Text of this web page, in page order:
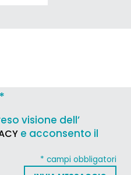
*
visione dell’
e acconsento il
* campi obbligatori